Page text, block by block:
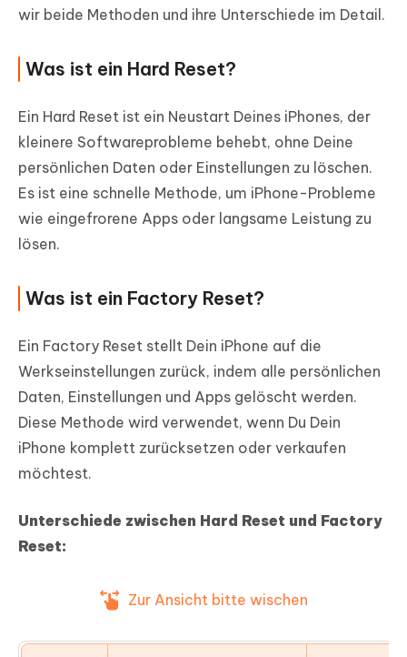
wir beide Methoden und ihre Unterschiede im Detail.
Was ist ein Hard Reset?
Ein Hard Reset ist ein Neustart Deines iPhones, der
kleinere Softwareprobleme behebt, ohne Deine
persönlichen Daten oder Einstellungen zu löschen.
Es ist eine schnelle Methode, um iPhone-Probleme
wie eingefrorene Apps oder langsame Leistung zu
lösen.
Was ist ein Factory Reset?
Ein Factory Reset stellt Dein iPhone auf die
Werkseinstellungen zurück, indem alle persönlichen
Daten, Einstellungen und Apps gelöscht werden.
Diese Methode wird verwendet, wenn Du Dein
iPhone komplett zurücksetzen oder verkaufen
möchtest.
Unterschiede zwischen Hard Reset und Factory
Reset:
Zur Ansicht bitte wischen